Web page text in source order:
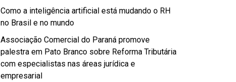
Como a inteligência artificial está mudando o RH
no Brasil e no mundo
Associação Comercial do Paraná promove
palestra em Pato Branco sobre Reforma Tributária
com especialistas nas áreas jurídica e
empresarial